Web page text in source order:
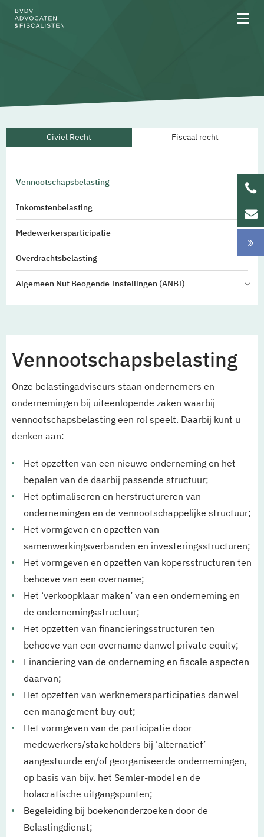
Rechtsgebieden
Civiel Recht Fiscaal recht
Vennootschapsbelasting
Inkomstenbelasting
Medewerkersparticipatie
Overdrachtsbelasting
Algemeen Nut Beogende Instellingen (ANBI)
Vennootschapsbelasting
Onze belastingadviseurs staan ondernemers en
ondernemingen bij uiteenlopende zaken waarbij
vennootschapsbelasting een rol speelt. Daarbij kunt u
denken aan:
Het opzetten van een nieuwe onderneming en het
bepalen van de daarbij passende structuur;
Het optimaliseren en herstructureren van
ondernemingen en de vennootschappelijke structuur;
Het vormgeven en opzetten van
samenwerkingsverbanden en investeringsstructuren;
Het vormgeven en opzetten van kopersstructuren ten
behoeve van een overname;
Het ‘verkoopklaar maken’ van een onderneming en
de ondernemingsstructuur;
Het opzetten van financieringsstructuren ten
behoeve van een overname danwel private equity;
Financiering van de onderneming en fiscale aspecten
daarvan;
Het opzetten van werknemersparticipaties danwel
een management buy out;
Het vormgeven van de participatie door
medewerkers/stakeholders bij ‘alternatief’
aangestuurde en/of georganiseerde ondernemingen,
op basis van bijv. het Semler-model en de
holacratische uitgangspunten;
Begeleiding bij boekenonderzoeken door de
Belastingdienst;